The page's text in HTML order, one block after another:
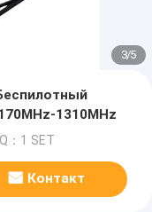
3/5
1310MHz
：1 SET
Контакт